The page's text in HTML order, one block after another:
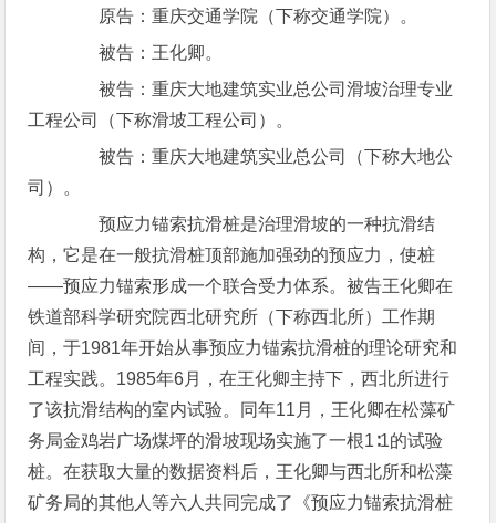
原告：重庆交通学院（下称交通学院）。
被告：王化卿。
被告：重庆大地建筑实业总公司滑坡治理专业
工程公司（下称滑坡工程公司）。
被告：重庆大地建筑实业总公司（下称大地公
司）。
预应力锚索抗滑桩是治理滑坡的一种抗滑结
构，它是在一般抗滑桩顶部施加强劲的预应力，使桩
——预应力锚索形成一个联合受力体系。被告王化卿在
铁道部科学研究院西北研究所（下称西北所）工作期
间，于1981年开始从事预应力锚索抗滑桩的理论研究和
工程实践。1985年6月，在王化卿主持下，西北所进行
了该抗滑结构的室内试验。同年11月，王化卿在松藻矿
务局金鸡岩广场煤坪的滑坡现场实施了一根1∶1的试验
桩。在获取大量的数据资料后，王化卿与西北所和松藻
矿务局的其他人等六人共同完成了《预应力锚索抗滑桩